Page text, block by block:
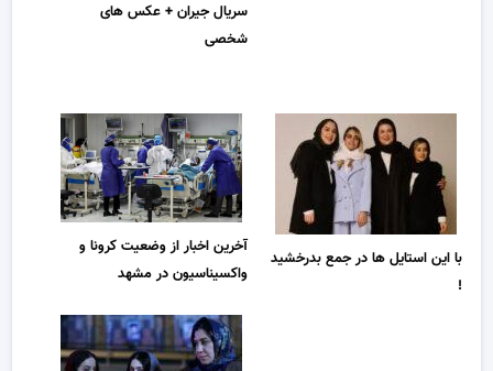
سریال جیران + عکس های
شخصی
با این استایل ها در جمع بدرخشید
!
آخرین اخبار از وضعیت کرونا و
واکسیناسیون در مشهد